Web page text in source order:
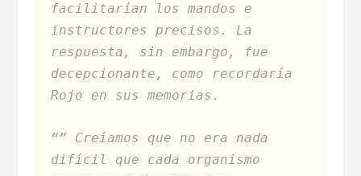
facilitarían los mandos e
instructores precisos. La
respuesta, sin embargo, fue
decepcionante, como recordaría
Rojo en sus memorias.
“” Creíamos que no era nada
difícil que cada organismo